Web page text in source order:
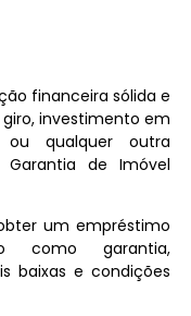
financeira sólida e
investimento em
ou qualquer outra
Garantia de Imóvel
um empréstimo
como garantia,
baixas e condições